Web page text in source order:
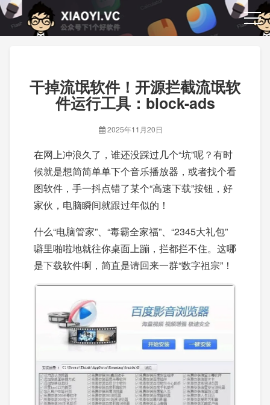
干掉流氓软件！开源拦截流氓软
件运行工具：block-ads
2025年11月20日
在网上冲浪久了，谁还没踩过几个“坑”呢？有时
候就是想简简单单下个音乐播放器，或者找个看
图软件，手一抖点错了某个“高速下载”按钮，好
家伙，电脑瞬间就跟过年似的！
什么“电脑管家”、“毒霸全家福”、“2345大礼包”
噼里啪啦地就往你桌面上蹦，拦都拦不住。这哪
是下载软件啊，简直是请回来一群“数字祖宗”！